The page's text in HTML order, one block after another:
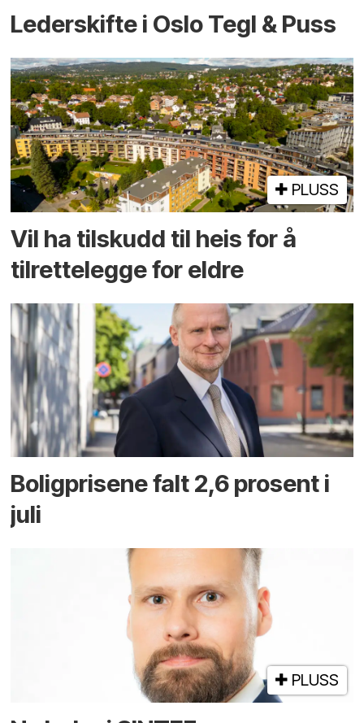
Lederskifte i Oslo Tegl & Puss
PLUSS
Vil ha tilskudd til heis for å
tilrettelegge for eldre
Boligprisene falt 2,6 prosent i
juli
PLUSS